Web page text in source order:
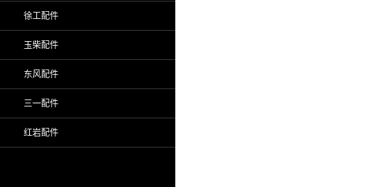
徐工配件
玉柴配件
东风配件
三一配件
红岩配件